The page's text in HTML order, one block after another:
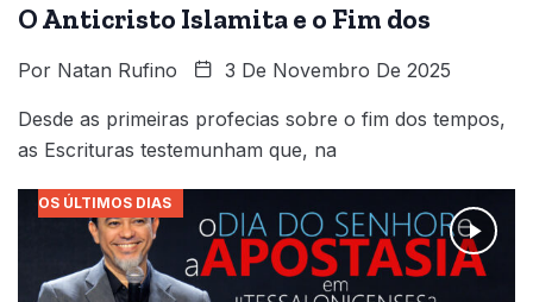
O Anticristo Islamita e o Fim dos
Por Natan Rufino 3 De Novembro De 2025
Desde as primeiras profecias sobre o fim dos tempos,
as Escrituras testemunham que, na
OS ÚLTIMOS DIAS